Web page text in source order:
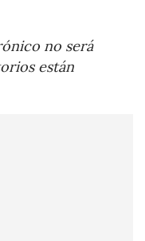
no será
están